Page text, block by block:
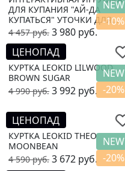
NEW
-10%
ДЛЯ КУПАНИЯ "АЙ-ДА
КУПАТЬСЯ" УТОЧКИ ДЛЯ
ВАННЫ
4 457руб. 3 980 руб.
NEW
-20%
ЦЕНОПАД
КУРТКА LEOKID LILWOOD
BROWN SUGAR
4 990руб. 3 992 руб.
NEW
-20%
ЦЕНОПАД
КУРТКА LEOKID THEO
MOONBEAN
4 590руб. 3 672 руб.